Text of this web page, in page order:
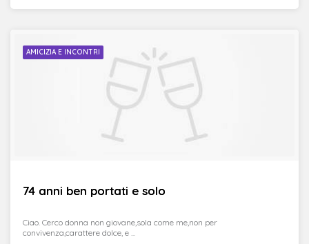
AMICIZIA E INCONTRI
74 anni ben portati e solo
Ciao. Cerco donna non giovane,sola come me,non per
convivenza,carattere dolce, e ...